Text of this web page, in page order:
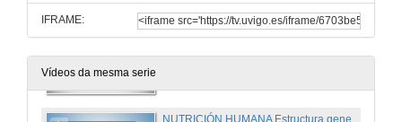
IFRAME:
Vídeos da mesma serie
NEUROENDOCRINOLOGÍA Estructura y función del hipotálamo